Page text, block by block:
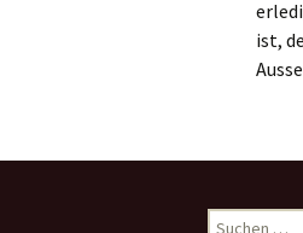
ist,
Suchen